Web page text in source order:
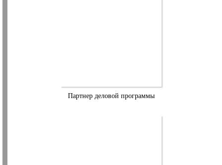
Партнер деловой программы